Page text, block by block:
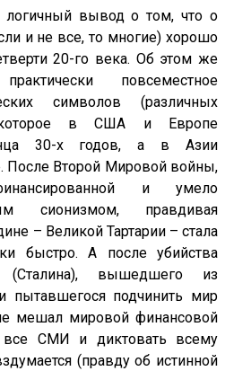
логичный вывод о том, что о
и не все, то многие) хорошо
20-го века. Об этом же
повсеместное
символов (различных
в США и Европе
30-х годов, а в Азии
После Второй Мировой войны,
и умело
сионизмом, правдивая
– Великой Тартарии – стала
быстро. А после убийства
вышедшего из
пытавшегося подчинить мир
мешал мировой финансовой
все СМИ и диктовать всему
(правду об истинной